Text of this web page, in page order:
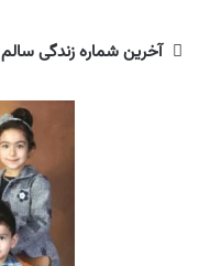
آخرین شماره زندگی سالم